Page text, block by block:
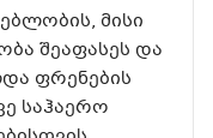
მისი
შეაფასეს და
ფრენების
საჰაერო